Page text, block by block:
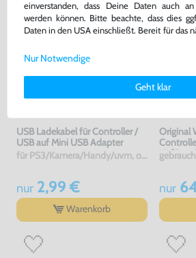
USB Ladekabel für Controller /
USB auf Mini USB Adapter
für PS3/Kamera/Handy/uvm, ohne OVP, NEU
nur2,99 €
Warenkorb
Original
V1
nur
einverstanden, dass Deine Daten auch
werden können. Bitte beachte, dass dies
Daten in den USA einschließt. Bereit für das
Weitere Informationen zu den von uns
Deinen Rechten als Nutzer findest Du
Impressum.
Geht klar
Nur Notwendige